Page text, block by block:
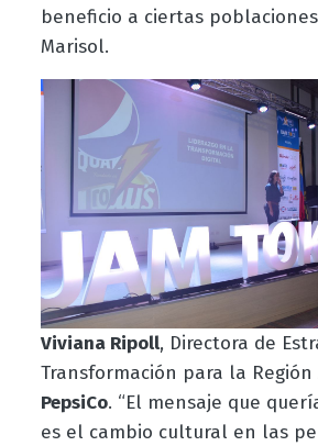
beneficio a ciertas
Marisol.
Viviana Ripoll, Directora de
Transformación para la Región
PepsiCo. “El mensaje que
es el cambio cultural en las